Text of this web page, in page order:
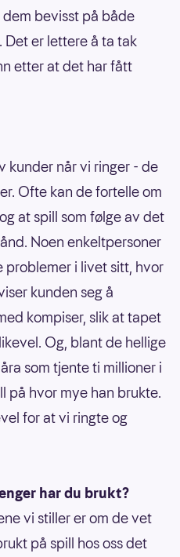
bevisst på både
Det er lettere å ta tak
etter at det har fått
kunder når vi ringer - de
Ofte kan de fortelle om
at spill som følge av det
Noen enkeltpersoner
problemer i livet sitt, hvor
kunden seg å
kompiser, slik at tapet
Og, blant de hellige
som tjente ti millioner i
på hvor mye han brukte.
for at vi ringte og
har du brukt?
vi stiller er om de vet
på spill hos oss det